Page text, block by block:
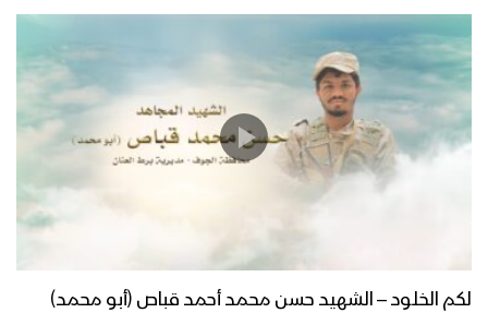
لكم الخلود – الشهيد حسن محمد أحمد قباص (أبو محمد)